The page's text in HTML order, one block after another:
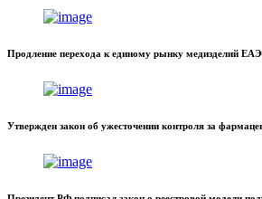
Продление перехода к единому рынку медизделий
Утвержден закон об ужесточении контроля за